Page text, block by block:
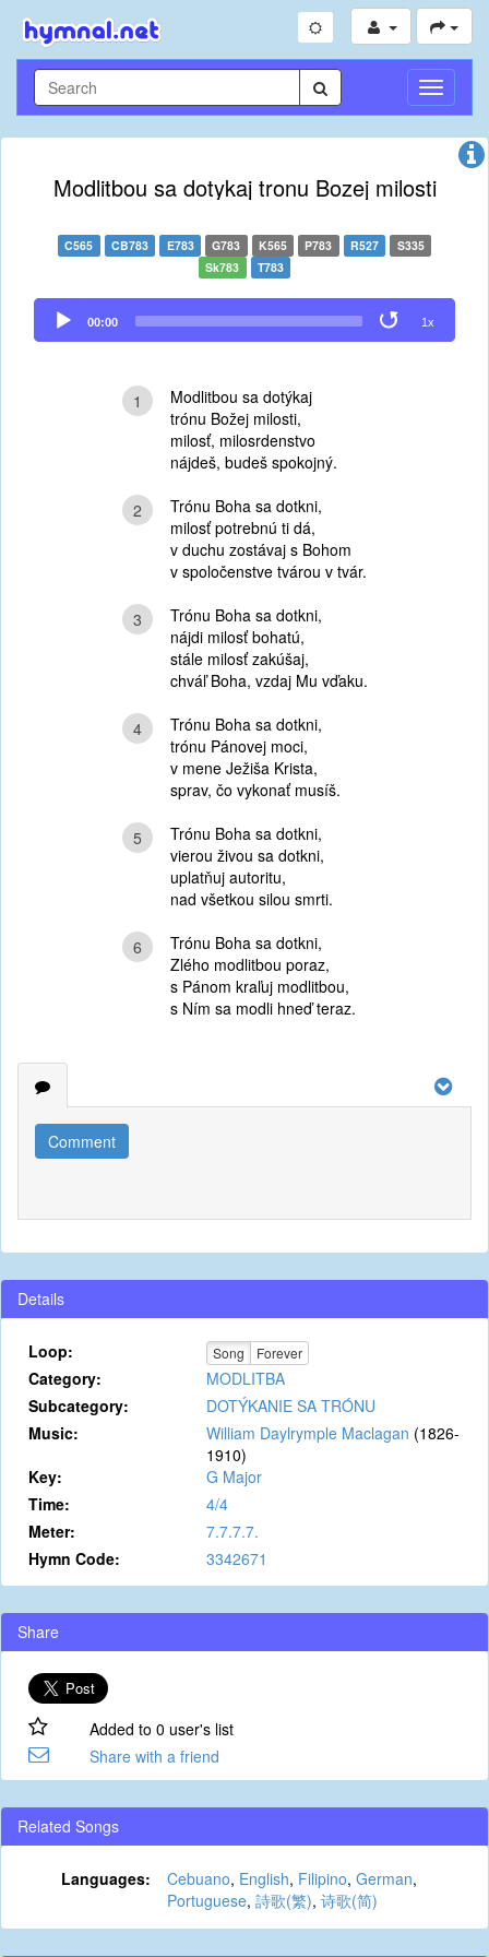
Toggle
Modlitbou sa dotykaj tronu Bozej milosti
C565 CB783 E783 G783 K565 P783 R527
S335
Sk783
T783
Audio
Player
00:00 1x
1
Modlitbou sa dotýkaj
trónu Božej milosti,
milosť, milosrdenstvo
nájdeš, budeš spokojný.
2
Trónu Boha sa dotkni,
milosť potrebnú ti dá,
v duchu zostávaj s Bohom
v spoločenstve tvárou v tvár.
3
Trónu Boha sa dotkni,
nájdi milosť bohatú,
stále milosť zakúšaj,
chváľ Boha, vzdaj Mu vďaku.
4
Trónu Boha sa dotkni,
trónu Pánovej moci,
v mene Ježiša Krista,
sprav, čo vykonať musíš.
5
Trónu Boha sa dotkni,
vierou živou sa dotkni,
uplatňuj autoritu,
nad všetkou silou smrti.
6
Trónu Boha sa dotkni,
Zlého modlitbou poraz,
s Pánom kraľuj modlitbou,
s Ním sa modli hneď teraz.
Comment
Details
Loop: Song Forever
Category:
MODLITBA
Subcategory:
DOTÝKANIE SA TRÓNU
Music:
William Daylrymple Maclagan (1826-
1910)
Key:
G Major
Time:
4/4
Meter:
7.7.7.7.
Hymn Code:
3342671
Share
Added to 0 user's list
Share with a friend
Related Songs
Languages: Cebuano, English, Filipino, German,
Portuguese, 詩歌(繁), 诗歌(简)